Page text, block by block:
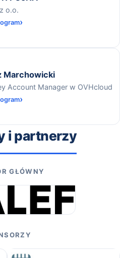
o.o.
Marchowicki
Account Manager w OVHcloud
i partnerzy
GŁÓWNY